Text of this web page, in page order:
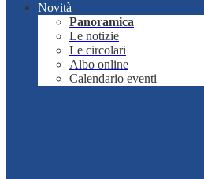
Novità
Panoramica
Le notizie
Le circolari
Albo online
Calendario eventi